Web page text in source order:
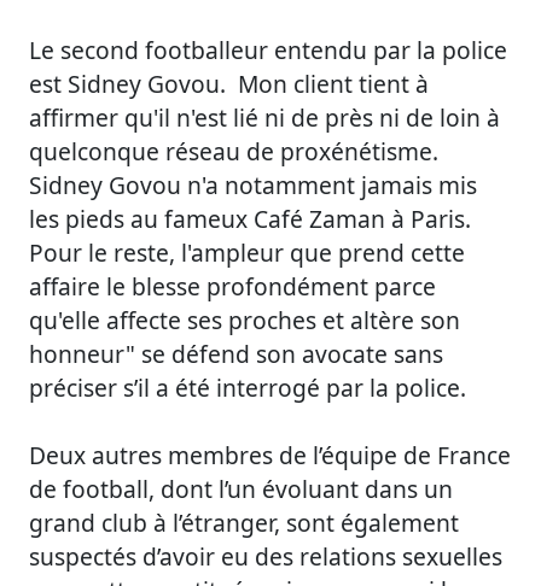
Le second footballeur entendu par la police
est Sidney Govou. Mon client tient à
affirmer qu'il n'est lié ni de près ni de loin à
quelconque réseau de proxénétisme.
Sidney Govou n'a notamment jamais mis
les pieds au fameux Café Zaman à Paris.
Pour le reste, l'ampleur que prend cette
affaire le blesse profondément parce
qu'elle affecte ses proches et altère son
honneur" se défend son avocate sans
préciser s’il a été interrogé par la police.
Deux autres membres de l’équipe de France
de football, dont l’un évoluant dans un
grand club à l’étranger, sont également
suspectés d’avoir eu des relations sexuelles